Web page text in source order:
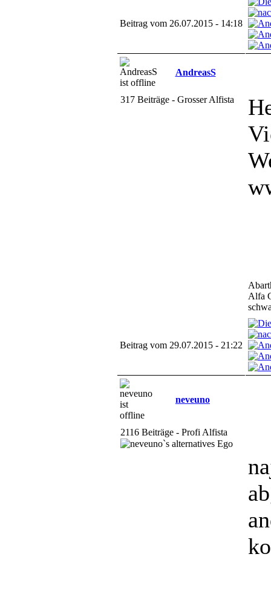
Beitrag vom 26.07.2015 - 14:18
AndreasS
317 Beiträge - Grosser Alfista
Alfa
Beitrag vom 29.07.2015 - 21:22
neveuno
2116 Beiträge - Profi Alfista